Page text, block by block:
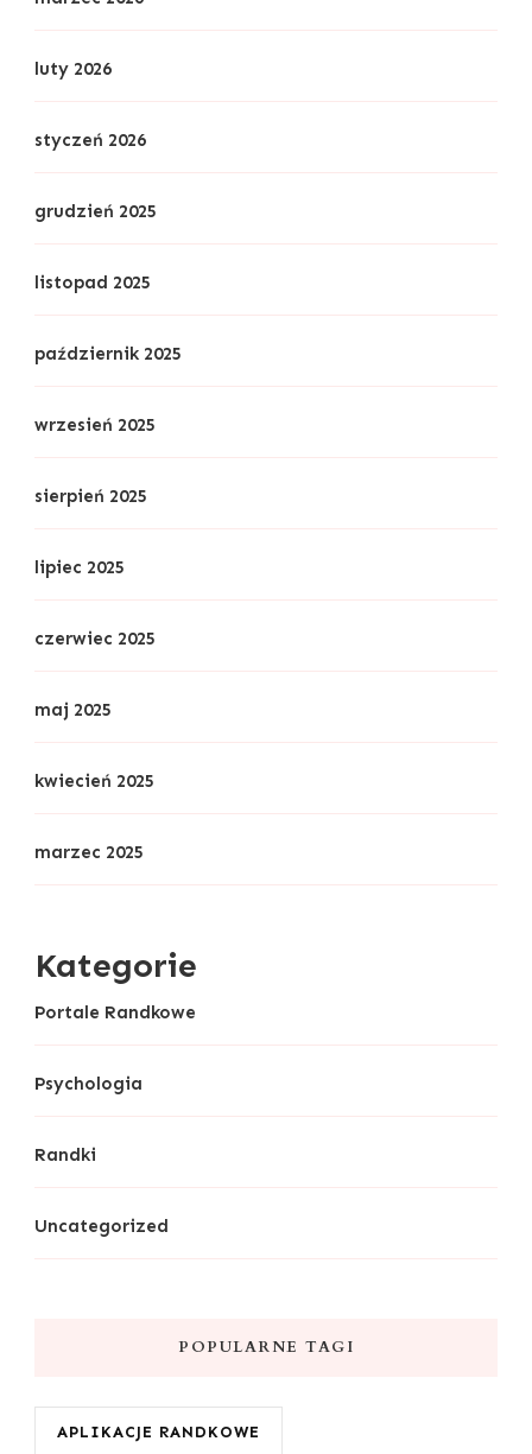
luty 2026
styczeń 2026
grudzień 2025
listopad 2025
październik 2025
wrzesień 2025
sierpień 2025
lipiec 2025
czerwiec 2025
maj 2025
kwiecień 2025
marzec 2025
Kategorie
Portale Randkowe
Psychologia
Randki
Uncategorized
POPULARNE TAGI
APLIKACJE RANDKOWE